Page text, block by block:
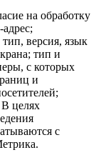
на обработку
версия, язык
тип и
с которых
и
В целях
с